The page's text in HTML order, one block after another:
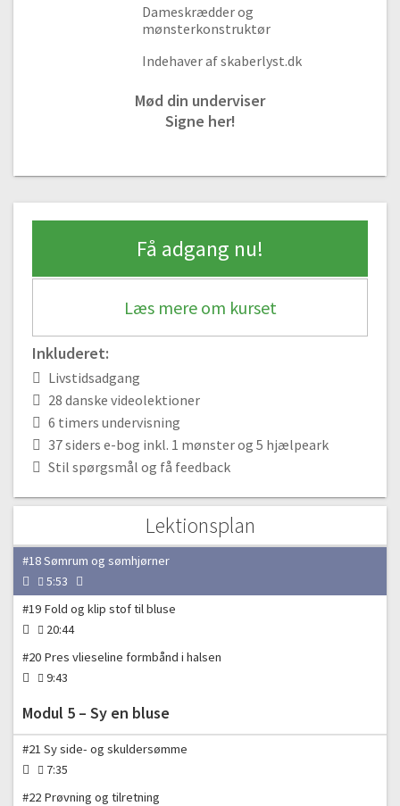
Dameskrædder og
mønsterkonstruktør
Indehaver af skaberlyst.dk
Mød din underviser
Signe her!
Få adgang nu!
Læs mere om kurset
Inkluderet:
Livstidsadgang
28 danske videolektioner
6 timers undervisning
37 siders e-bog inkl. 1 mønster og 5 hjælpeark
Stil spørgsmål og få feedback
Lektionsplan
#9 Fold og damp stoffet
#11 Sy og kante sidesømme
18:23
#13 Sy elastik i løbegang
02:26
Modul 4 – At arbejde med mønstre
#15 Print og samle PDF symønster
#16 Find din størrelse til blusen
#18 Sømrum og sømhjørner
5:53
#19 Fold og klip stof til bluse
20:44
#20 Pres vlieseline formbånd i halsen
9:43
Modul 5 – Sy en bluse
#21 Sy side- og skuldersømme
7:35
#22 Prøvning og tilretning